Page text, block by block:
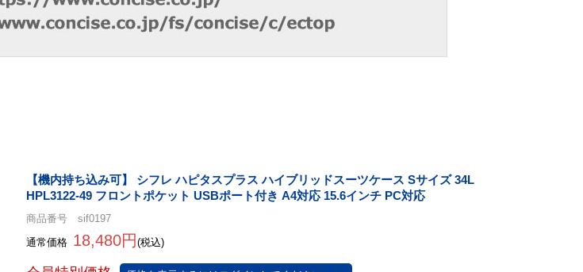
【機内持ち込み可】 シフレ ハピタスプラス ハイブリッドスーツケース Sサイズ 34L
HPL3122-49 フロントポケット USBポート付き A4対応 15.6インチ PC対応
商品番号 sif0197
通常価格 18,480円 (税込)